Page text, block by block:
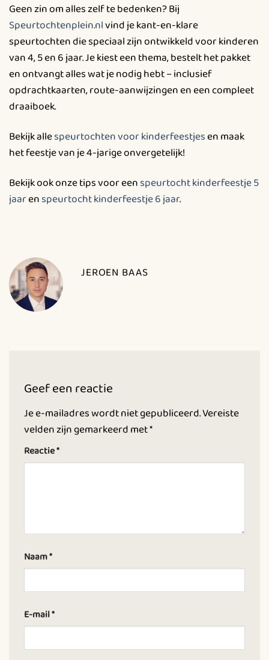
Geen zin om alles zelf te bedenken? Bij
Speurtochtenplein.nlvind je kant-en-klare
speurtochten die speciaal zijn ontwikkeld voor kinderen
van 4, 5 en 6 jaar. Je kiest een thema, bestelt het pakket
en ontvangt alles wat je nodig hebt – inclusief
opdrachtkaarten, route-aanwijzingen en een compleet
draaiboek.
Bekijk allespeurtochten voor kinderfeestjesen maak
het feestje van je 4-jarige onvergetelijk!
Bekijk ook onze tips voor eenspeurtocht kinderfeestje 5
jaarenspeurtocht kinderfeestje 6 jaar.
JEROEN BAAS
Geef een reactie
Je e-mailadres wordt niet gepubliceerd.Vereiste
velden zijn gemarkeerd met*
Reactie*
Naam*
E-mail*